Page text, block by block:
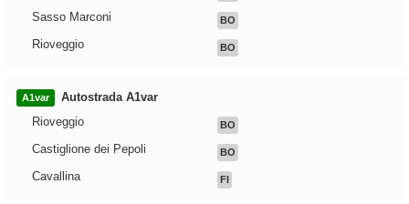
Sasso Marconi BO
Rioveggio BO
A1var
Autostrada A1var
Rioveggio
BO
Castiglione dei Pepoli BO
Cavallina FI